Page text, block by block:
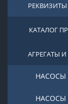
РЕКВИЗИТЫ
КАТАЛОГ
АГРЕГАТЫ
НАСОСЫ
НАСОСЫ